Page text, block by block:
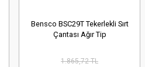
Bensco BSC29T Tekerlekli Sırt
Çantası Ağır Tip
1.865,72 TL